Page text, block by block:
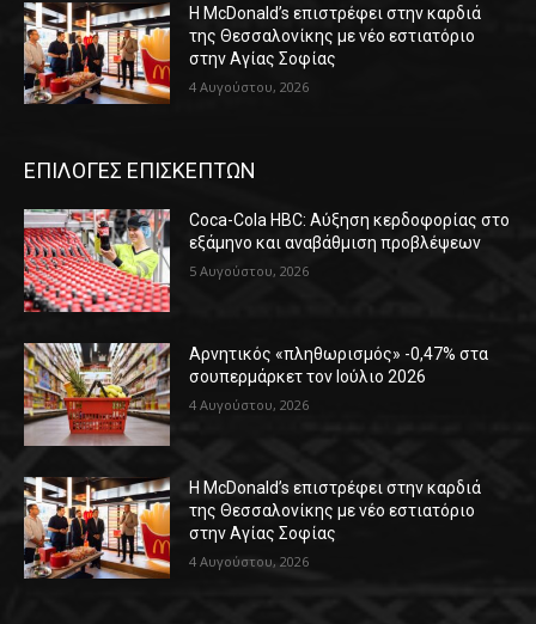
Η McDonald’s επιστρέφει στην καρδιά
της Θεσσαλονίκης με νέο εστιατόριο
στην Αγίας Σοφίας
4 Αυγούστου, 2026
ΕΠΙΛΟΓΕΣ ΕΠΙΣΚΕΠΤΩΝ
Coca-Cola HBC: Αύξηση κερδοφορίας στο
εξάμηνο και αναβάθμιση προβλέψεων
5 Αυγούστου, 2026
Αρνητικός «πληθωρισμός» -0,47% στα
σουπερμάρκετ τον Ιούλιο 2026
4 Αυγούστου, 2026
Η McDonald’s επιστρέφει στην καρδιά
της Θεσσαλονίκης με νέο εστιατόριο
στην Αγίας Σοφίας
4 Αυγούστου, 2026